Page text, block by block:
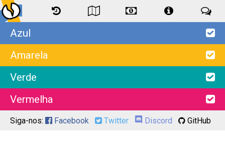
Azul
Amarela
Verde
Vermelha
Siga-nos: Facebook Twitter Discord GitHub